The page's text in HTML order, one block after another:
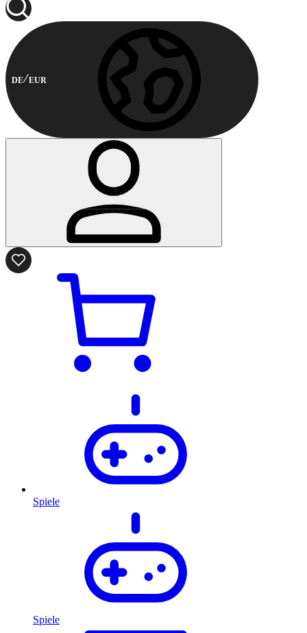
DE EUR
Spiele
Spiele